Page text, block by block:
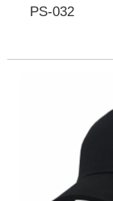
PS-032